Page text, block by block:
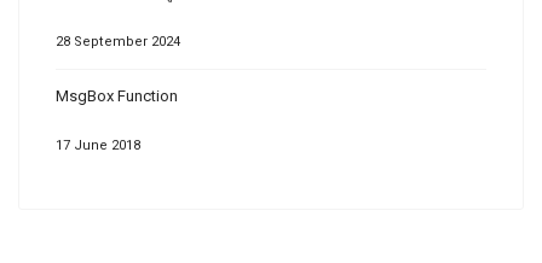
28 September 2024
MsgBox Function
17 June 2018